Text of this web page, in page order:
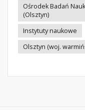
Ośrodek Badań
(Olsztyn)
Instytuty naukowe
Olsztyn (woj.